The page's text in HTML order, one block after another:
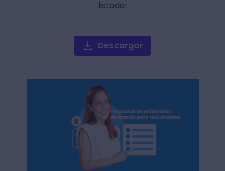
listado!
Descargar